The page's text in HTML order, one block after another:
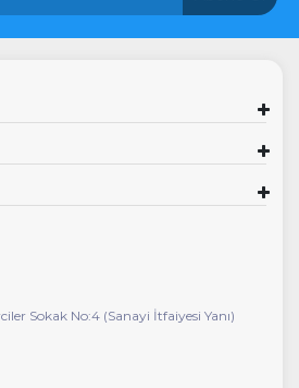
Sokak No:4 (Sanayi İtfaiyesi Yanı)